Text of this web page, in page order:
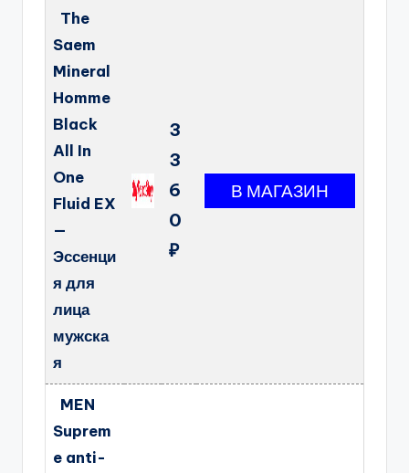
The
Saem
Mineral
Homme
Black
All In
One
Fluid EX
—
Эссенци
я для
лица
мужска
я
3
3
6
0
₽
MEN
Suprem
e anti-